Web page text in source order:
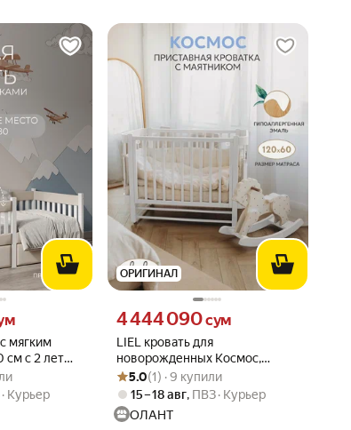
мягким
см с 2 лет
(Бортики)
5
Курьер
ОРИГИНАЛ
LIEL кровать для
новорожденных Космос,
приставная с маятником,
белый
Цена 4444090 сум вместо
4 444 090сум
Рейтинг товара: 5.0 из 5
Оценок: (1) · 9 купили
5.0(1) · 9 купили
15 – 18 авг, ПВЗ Курьер
ОЛАНТ